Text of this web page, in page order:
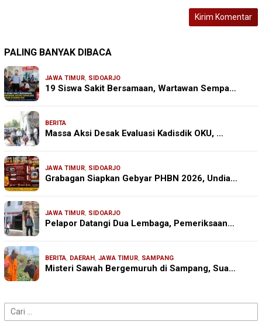
PALING BANYAK DIBACA
JAWA TIMUR, SIDOARJO
19 Siswa Sakit Bersamaan, Wartawan Sempa…
BERITA
Massa Aksi Desak Evaluasi Kadisdik OKU, …
JAWA TIMUR, SIDOARJO
Grabagan Siapkan Gebyar PHBN 2026, Undia…
JAWA TIMUR, SIDOARJO
Pelapor Datangi Dua Lembaga, Pemeriksaan…
BERITA, DAERAH , JAWA TIMUR, SAMPANG
Misteri Sawah Bergemuruh di Sampang, Sua…
Cari
untuk: